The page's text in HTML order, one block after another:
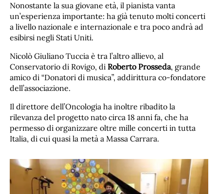
Nonostante la sua giovane età, il pianista vanta
un’esperienza importante: ha già tenuto molti concerti
a livello nazionale e internazionale e tra poco andrà ad
esibirsi negli Stati Uniti.
Nicolò Giuliano Tuccia è tra l’altro allievo, al
Conservatorio di Rovigo, di Roberto Prosseda, grande
amico di “Donatori di musica”, addirittura co-fondatore
dell’associazione.
Il direttore dell’Oncologia ha inoltre ribadito la
rilevanza del progetto nato circa 18 anni fa, che ha
permesso di organizzare oltre mille concerti in tutta
Italia, di cui quasi la metà a Massa Carrara.